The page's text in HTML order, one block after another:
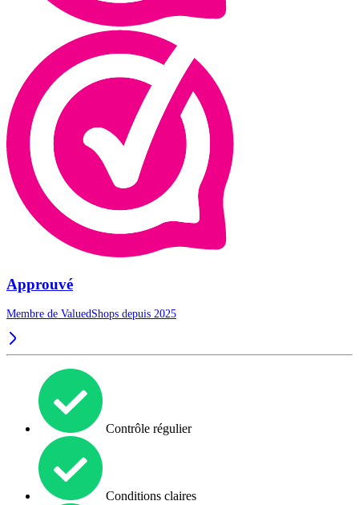
Approuvé
Membre de ValuedShops depuis 2025
Contrôle régulier
Conditions claires